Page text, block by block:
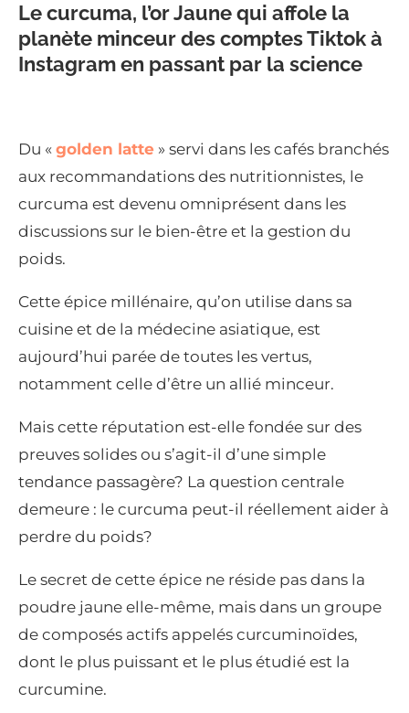
Le curcuma, l’or Jaune qui affole la
planète minceur des comptes Tiktok à
Instagram en passant par la science
Du « golden latte » servi dans les cafés branchés
aux recommandations des nutritionnistes, le
curcuma est devenu omniprésent dans les
discussions sur le bien-être et la gestion du
poids.
Cette épice millénaire, qu’on utilise dans sa
cuisine et de la médecine asiatique, est
aujourd’hui parée de toutes les vertus,
notamment celle d’être un allié minceur.
Mais cette réputation est-elle fondée sur des
preuves solides ou s’agit-il d’une simple
tendance passagère? La question centrale
demeure : le curcuma peut-il réellement aider à
perdre du poids?
Le secret de cette épice ne réside pas dans la
poudre jaune elle-même, mais dans un groupe
de composés actifs appelés curcuminoïdes,
dont le plus puissant et le plus étudié est la
curcumine.